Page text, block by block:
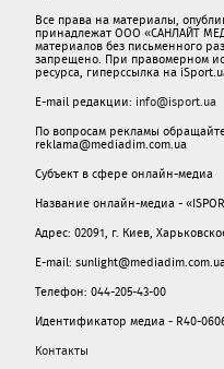
Все права на материалы,
принадлежат ООО «САНЛАЙТ
материалов без письменного
запрещено. При правомерном
ресурса, гиперссылка на
E-mail редакции: info@isport.ua
По вопросам рекламы
reklama@mediadim.com.ua
Субъект в сфере онлайн-медиа
Название онлайн-медиа -
Адрес: 02091, г. Киев,
E-mail:
Телефон: 044-205-43-00
Идентификатор медиа - R40-
Контакты